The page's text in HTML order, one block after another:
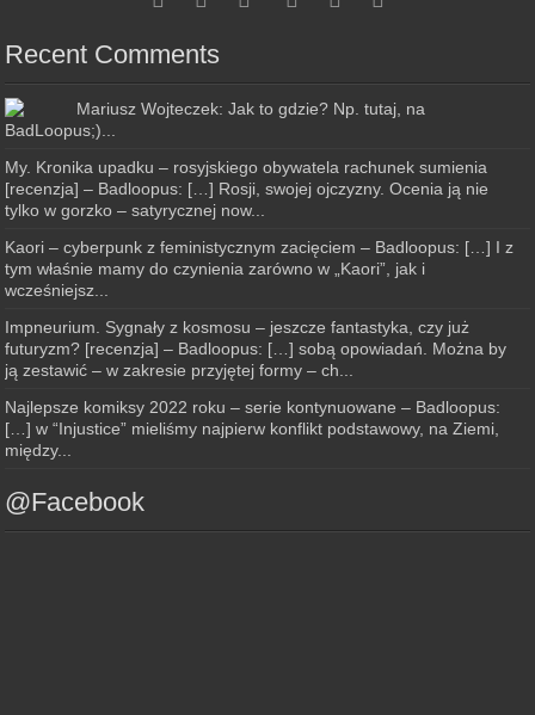
Recent Comments
Mariusz Wojteczek: Jak to gdzie? Np. tutaj, na
BadLoopus;)...
My. Kronika upadku – rosyjskiego obywatela rachunek sumienia
[recenzja] – Badloopus: […] Rosji, swojej ojczyzny. Ocenia ją nie
tylko w gorzko – satyrycznej now...
Kaori – cyberpunk z feministycznym zacięciem – Badloopus: […] I z
tym właśnie mamy do czynienia zarówno w „Kaori”, jak i
wcześniejsz...
Impneurium. Sygnały z kosmosu – jeszcze fantastyka, czy już
futuryzm? [recenzja] – Badloopus: […] sobą opowiadań. Można by
ją zestawić – w zakresie przyjętej formy – ch...
Najlepsze komiksy 2022 roku – serie kontynuowane – Badloopus:
[…] w “Injustice” mieliśmy najpierw konflikt podstawowy, na Ziemi,
między...
@Facebook